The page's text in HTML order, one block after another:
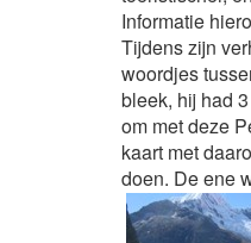
Informatie
Tijdens zijn
woordjes
bleek, hij had
om met deze
kaart met
doen. De ene